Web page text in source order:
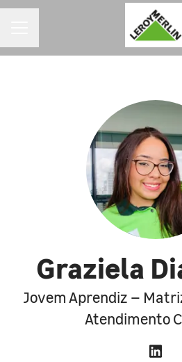
Graziela
Jovem Aprendiz –
Atendimento